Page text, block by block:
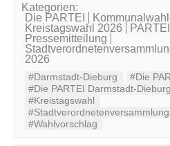
Kategorien:
Die PARTEI
Kreistagswahl 2026
Pressemitteilung
2026
#Darmstadt-Dieburg
#Die
#Die PARTEI Darmstadt-Dieburg
#Kreistagswahl
#Wahlvorschlag